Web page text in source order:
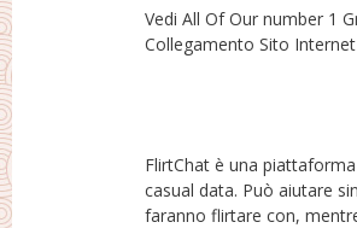
Vedi All Of Our number 1
Collegamento Sito
FlirtChat è una
casual data. Può aiutare
faranno flirtare con,
web che forniscono
Questi includono
Questo semplicemente